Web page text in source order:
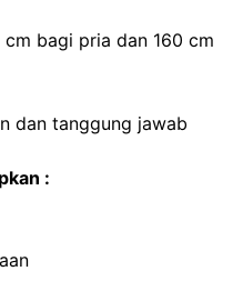
bagi pria dan 160 cm
dan tanggung jawab
: